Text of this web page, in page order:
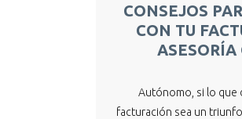
CONSEJOS
CON TU
Autónomo, si lo que
facturación sea un